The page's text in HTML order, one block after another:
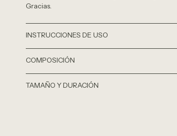
Gracias.
INSTRUCCIONES DE USO
COMPOSICIÓN
TAMAÑO Y DURACIÓN